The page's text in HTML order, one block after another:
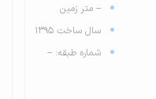
-- متر زمین
سال ساخت 1395
شماره طبقه: --